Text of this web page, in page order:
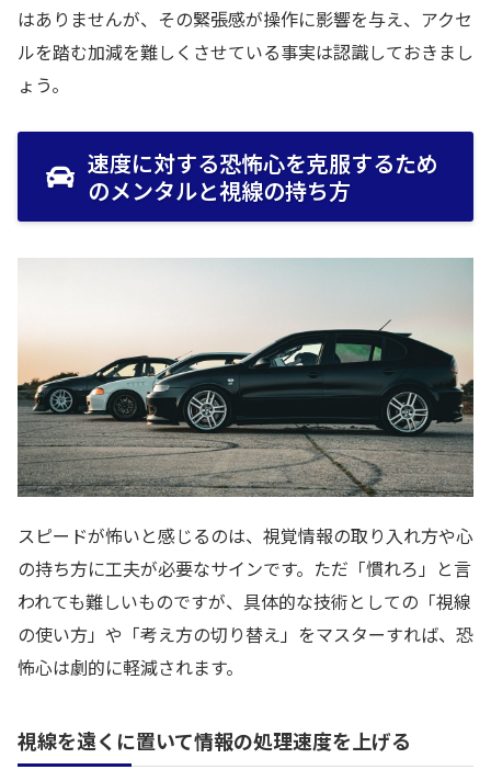
はありませんが、その緊張感が操作に影響を与え、アクセ
ルを踏む加減を難しくさせている事実は認識しておきまし
ょう。
速度に対する恐怖心を克服するため
のメンタルと視線の持ち方
スピードが怖いと感じるのは、視覚情報の取り入れ方や心
の持ち方に工夫が必要なサインです。ただ「慣れろ」と言
われても難しいものですが、具体的な技術としての「視線
の使い方」や「考え方の切り替え」をマスターすれば、恐
怖心は劇的に軽減されます。
視線を遠くに置いて情報の処理速度を上げる